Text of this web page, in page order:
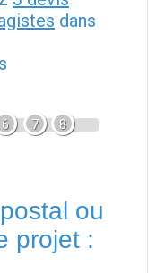
dans
6 7 8
ou
projet :